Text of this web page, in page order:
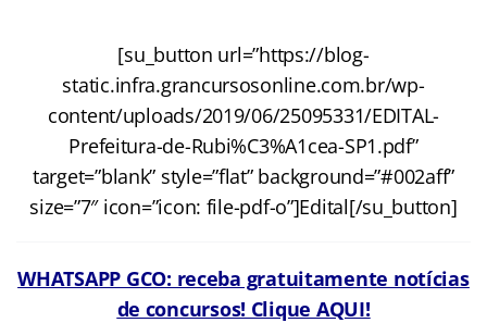
[su_button url=”https://blog-
static.infra.grancursosonline.com.br/wp-
content/uploads/2019/06/25095331/EDITAL-
Prefeitura-de-Rubi%C3%A1cea-SP1.pdf”
target=”blank” style=”flat” background=”#002aff”
size=”7″ icon=”icon: file-pdf-o”]Edital[/su_button]
WHATSAPP GCO: receba gratuitamente notícias
de concursos! Clique AQUI!